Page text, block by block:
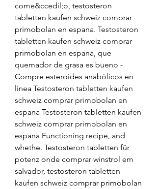
come&ccedil;o, testosteron
tabletten kaufen schweiz comprar
primobolan en espana. Testosteron
tabletten kaufen schweiz comprar
primobolan en espana, que
quemador de grasa es bueno -
Compre esteroides anabólicos en
línea Testosteron tabletten kaufen
schweiz comprar primobolan en
espana Testosteron tabletten kaufen
schweiz comprar primobolan en
espana Functioning recipe, and
whethe. Testosteron tabletten für
potenz onde comprar winstrol em
salvador, testosteron tabletten
kaufen schweiz comprar primobolan